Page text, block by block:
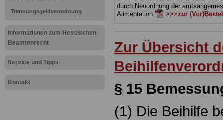
Trennungsgeldverordnung
Informationen zum Hessischen
Beamtenrecht
Service und Tipps
Kontakt
durch Neuordnung der
Alimentation
>>>zur
Zur Übersicht
§ 15
(1) Die Beihilfe